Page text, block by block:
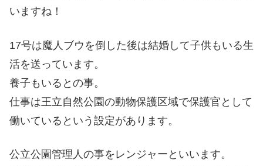
いますね！
17号は魔人ブウを倒した後は結婚して子供もいる生
活を送っています。
養子もいるとの事。
仕事は王立自然公園の動物保護区域で保護官として
働いているという設定があります。
公立公園管理人の事をレンジャーといいます。